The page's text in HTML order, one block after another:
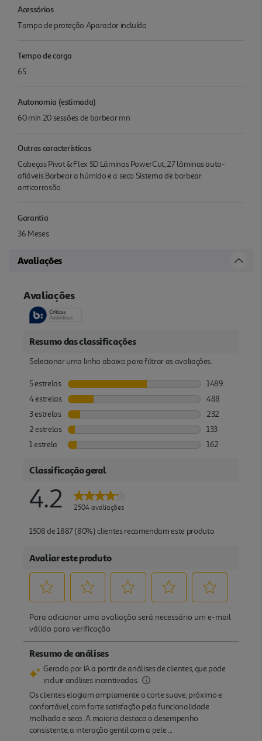
Acessórios
Tampa de proteção Aparador incluído
Tempo de carga
65
Autonomia (estimada)
60 min 20 sessões de barbear mn
Outras características
Cabeças Pivot & Flex 5D Lâminas PowerCut, 27 lâminas auto-
afiáveis Barbear a húmido e a seco Sistema de barbear
anticorrosão
Garantia
36 Meses
Avaliações